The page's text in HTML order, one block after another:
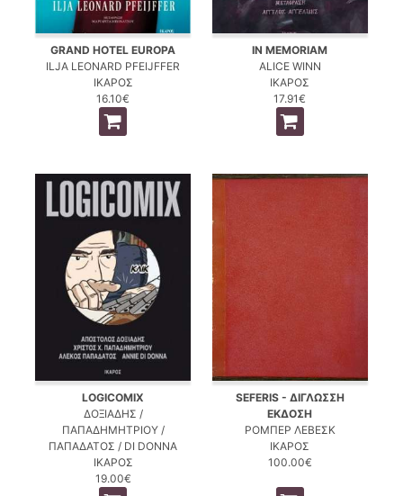
GRAND HOTEL EUROPA
ILJA LEONARD PFEIJFFER
ΙΚΑΡΟΣ
16.10€
IN MEMORIAM
ALICE WINN
ΙΚΑΡΟΣ
17.91€
LOGICOMIX
ΔΟΞΙΑΔΗΣ /
ΠΑΠΑΔΗΜΗΤΡΙΟΥ /
ΠΑΠΑΔΑΤΟΣ / DI DONNA
ΙΚΑΡΟΣ
19.00€
SEFERIS - ΔΙΓΛΩΣΣΗ
ΕΚΔΟΣΗ
ΡΟΜΠΕΡ ΛΕΒΕΣΚ
ΙΚΑΡΟΣ
100.00€